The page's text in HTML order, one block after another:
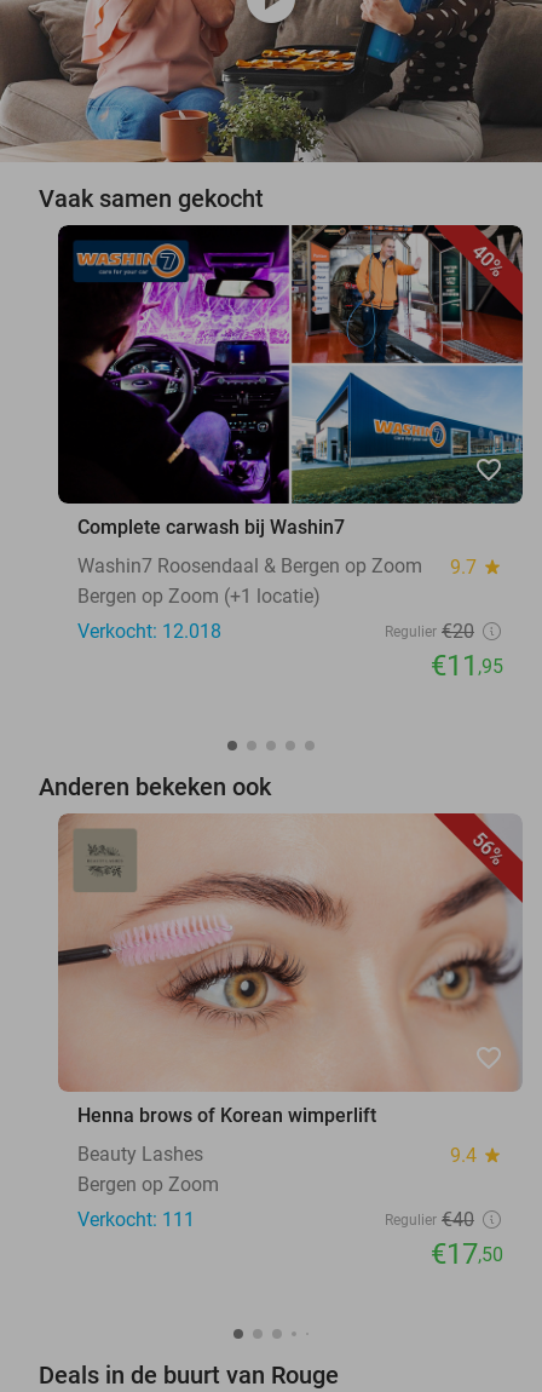
Vaak samen gekocht
40%
favorite_border
Complete carwash bij Washin7
Washin7 Roosendaal & Bergen op Zoom
9.7 star
Bergen op Zoom (+1 locatie)
Verkocht: 12.018
Regulier €20
€11 ,95
Anderen bekeken ook
56%
favorite_border
Henna brows of Korean wimperlift
Beauty Lashes
9.4 star
Bergen op Zoom
Verkocht: 111
Regulier €40
€17,50
Deals in de buurt van Rouge